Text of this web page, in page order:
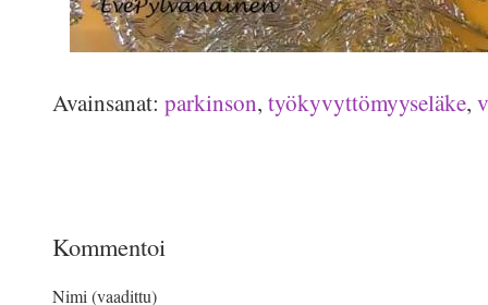
Avainsanat: parkinson, työkyvyttömyyseläke,
Kommentoi
Nimi (vaadittu)